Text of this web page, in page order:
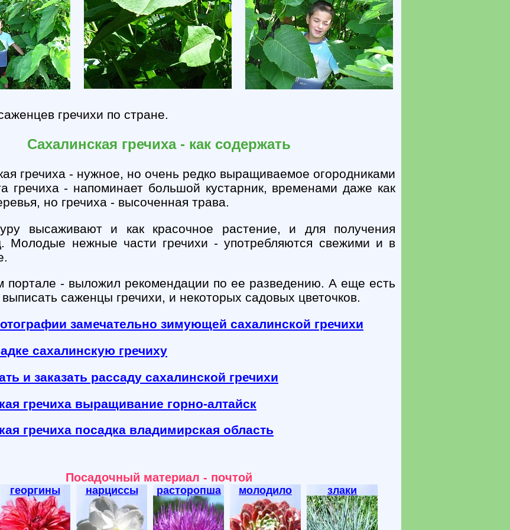
гречихи по стране.
Сахалинская гречиха - как содержать
гречиха - нужное, но очень редко выращиваемое огородниками
гречиха - напоминает большой кустарник, временами даже как
но гречиха - высоченная трава.
высаживают и как красочное растение, и для получения
Молодые нежные части гречихи - употребляются свежими и в
портале - выложил рекомендации по ее разведению. А еще есть
саженцы гречихи, и некоторых садовых цветочков.
замечательно зимующей сахалинской гречихи
сахалинскую гречиху
и заказать рассаду сахалинской гречихи
гречиха выращивание горно-алтайск
гречиха посадка владимирская область
Посадочный материал - почтой
георгины нарциссы расторопша молодило злаки